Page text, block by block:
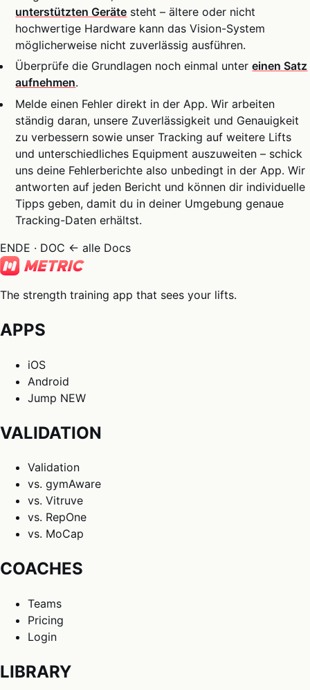
unterstützten Geräte steht – ältere oder nicht
hochwertige Hardware kann das Vision-System
möglicherweise nicht zuverlässig ausführen.
Überprüfe die Grundlagen noch einmal untereinen Satz
aufnehmen.
Melde einen Fehler direkt in der App. Wir arbeiten
ständig daran, unsere Zuverlässigkeit und Genauigkeit
zu verbessern sowie unser Tracking auf weitere Lifts
und unterschiedliches Equipment auszuweiten – schick
uns deine Fehlerberichte also unbedingt in der App. Wir
antworten auf jeden Bericht und können dir individuelle
Tipps geben, damit du in deiner Umgebung genaue
Tracking-Daten erhältst.
ENDE · DOC ← alle Docs
The strength training app that sees your lifts.
APPS
iOS
Android
Jump NEW
VALIDATION
Validation
vs. gymAware
vs. Vitruve
vs. RepOne
vs. MoCap
COACHES
Teams
Pricing
Login
LIBRARY